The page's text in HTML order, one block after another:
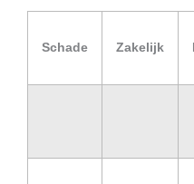
Schade Zakelijk